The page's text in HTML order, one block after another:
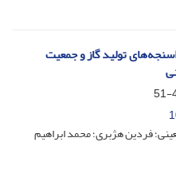
تولید گاز و جمعیت
فردین هژبری؛ محمد ابراهیم